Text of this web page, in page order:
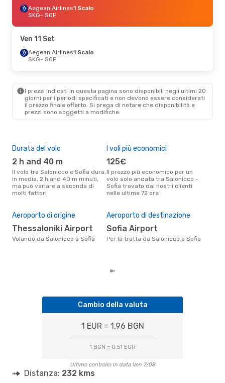
Aegean Airlines1 Scalo
SKG- SOF
Ven 11 Set
Aegean Airlines1 Scalo
SKG- SOF
I prezzi indicati in questa pagina sono disponibili negli ultimi 20
giorni per i periodi specificati e non devono essere considerati
il ​​prezzo finale offerto. Si prega di notare che disponibilità e
prezzi sono soggetti a modifiche.
Durata del volo
2 h and 40 m
Il volo tra Salonicco e Sofia dura,
in media, 2 h and 40 m minuti,
ma può variare a seconda di
molti fattori
I voli più economici
125€
Il prezzo più economico per un
volo solo andata tra Salonicco -
Sofia trovato dai nostri clienti
nelle ultime 72 ore
Aeroporto di origine
Thessaloniki Airport
Volando da Salonicco a Sofia
Aeroporto di destinazione
Sofia Airport
Per la tratta da Salonicco a Sofia
Cambio della valuta
1 EUR = 1.96 BGN
1 BGN = 0.51 EUR
Ultimo controllo in data Ven 7/08
Distanza: 232 kms